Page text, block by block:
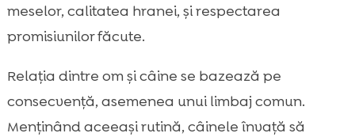
meselor, calitatea hranei, și respectarea
promisiunilor făcute.
Relația dintre om și câine se bazează pe
consecvență, asemenea unui limbaj comun.
Menținând aceeași rutină, câinele învață să